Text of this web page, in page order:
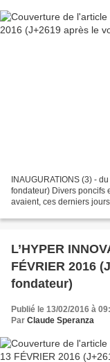
INAUGURATIONS (3) -
fondateur) Divers poncifs
avaient, ces derniers
L’HYPER
FÉVRIER 2016
fondateur)
Publié le 13/02/2016 à
Par Claude Speranza